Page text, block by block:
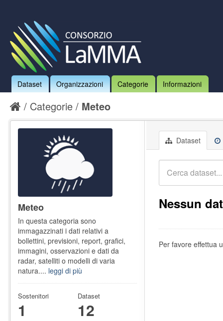
Dataset Organizzazioni Categorie Informazioni
Categorie Meteo
Dataset
Nessun
Per favore effettua
Meteo
In questa categoria sono
immagazzinati i dati relativi a
bollettini, previsioni, report, grafici,
immagini, osservazioni e dati da
radar, satelliti o modelli di varia
natura.... leggi di più
Sostenitori
1
Dataset
12